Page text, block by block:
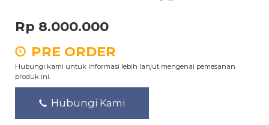
Rp 8.000.000
PRE ORDER
Hubungi kami untuk informasi lebih lanjut mengenai pemesanan
produk ini.
Hubungi Kami